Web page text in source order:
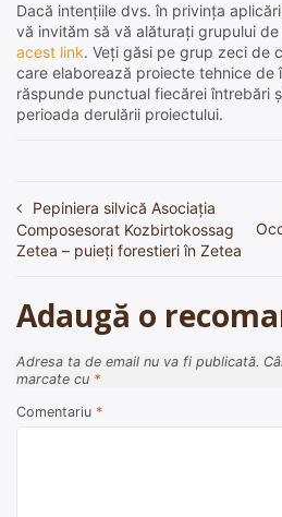
Dacă intențiile dvs. în privința
vă invităm să vă alăturați grupului
acest link. Veți găsi pe grup zeci de
care elaborează proiecte tehnice de
răspunde punctual fiecărei întrebări
perioada derulării proiectului.
Navigare
în
Pepiniera silvică Asociația
Composesorat Kozbirtokossag
Zetea – puieți forestieri în Zetea
Adaugă o
Adresa ta de email nu va fi publicată.
marcate cu *
Comentariu *